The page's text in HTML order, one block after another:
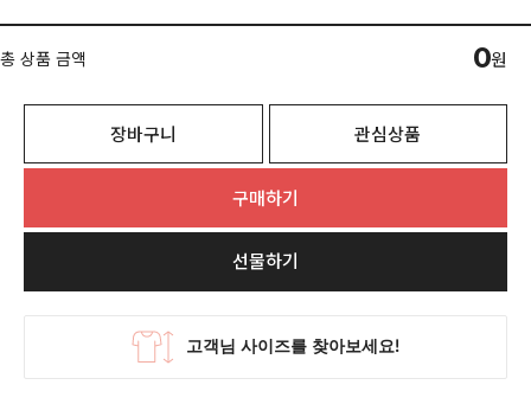
총 상품 금액 0원
장바구니 관심상품
구매하기
선물하기